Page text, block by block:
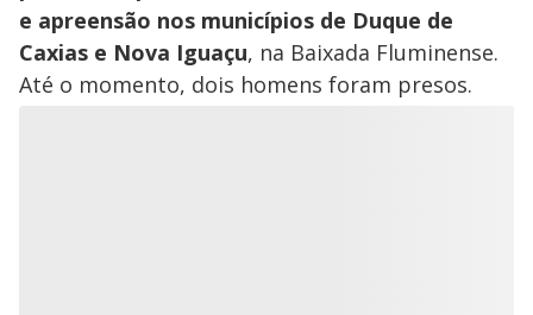
e apreensão nos municípios de Duque de
Caxias e Nova Iguaçu, na Baixada Fluminense.
Até o momento, dois homens foram presos.